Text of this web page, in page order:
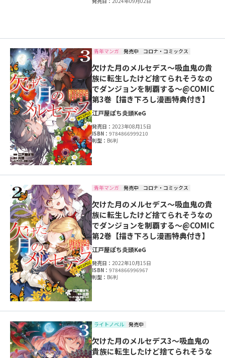
青年マンガ 発売中 コロナ・コミックス
欠けた月のメルセデス～吸血鬼の貴
族に転生したけど捨てられそうなの
でダンジョンを制覇する～@COMIC
第3巻【描き下ろし漫画特典付き】
江戸屋ぽち炎頭KeG
発売日：2023年08月15日
ISBN：9784866999210
判型： B6判
青年マンガ 発売中 コロナ・コミックス
欠けた月のメルセデス～吸血鬼の貴
族に転生したけど捨てられそうなの
でダンジョンを制覇する～@COMIC
第2巻【描き下ろし漫画特典付き】
江戸屋ぽち炎頭KeG
発売日：2022年10月15日
ISBN：9784866996967
判型： B6判
ライトノベル 発売中
欠けた月のメルセデス3～吸血鬼の
貴族に転生したけど捨てられそうな